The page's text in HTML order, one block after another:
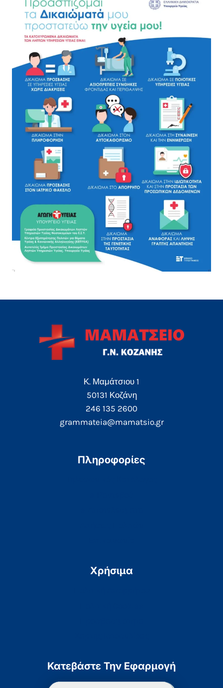
Κ. Μαμάτσιου 1
50131 Κοζάνη
246 135 2600
grammateia@mamatsio.gr
Πληροφορίες
Χρήσιμα
Κατεβάστε Την Εφαρμογή